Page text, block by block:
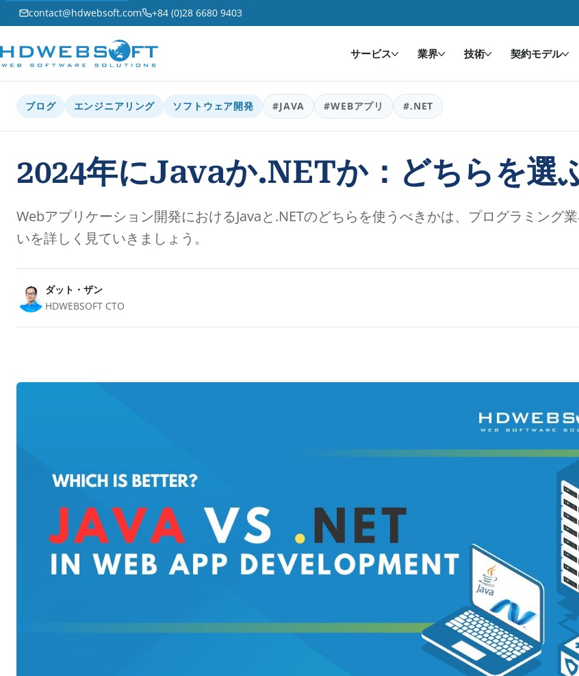
contact@hdwebsoft.com +84 (0)28 6680 9403
サービス 業界 技術 契約モデル
ブログ エンジニアリング ソフトウェア開発 #JAVA #WEBアプリ #.NET
2024年にJavaか.NETか：どちらを選
Webアプリケーション開発におけるJavaと.NETのどちらを使うべきかは、プログラミング
いを詳しく見ていきましょう。
ダット・ザン
HDWEBSOFT CTO